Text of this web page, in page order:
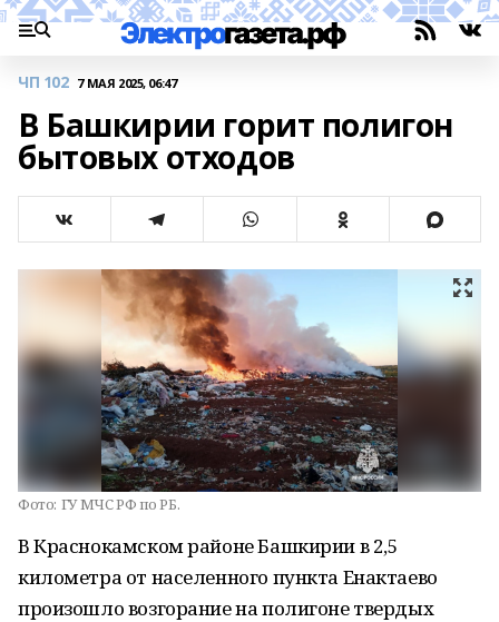
ЧП 102 7 МАЯ 2025, 06:47
В Башкирии горит полигон
бытовых отходов
Фото: ГУ МЧС РФ по РБ.
В Краснокамском районе Башкирии в 2,5
километра от населенного пункта Енактаево
произошло возгорание на полигоне твердых